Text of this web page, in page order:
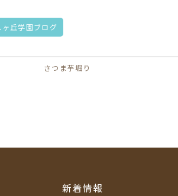
ヶ丘学園ブログ
さつま芋堀り
新着情報